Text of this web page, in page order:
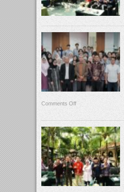
Comments Off